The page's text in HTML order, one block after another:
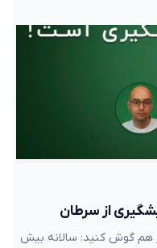
از سرطان
هم گوش کنید: سالانه بیش